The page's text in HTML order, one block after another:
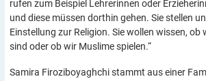
rufen zum Beispiel Lehrerinnen oder
und diese müssen dorthin gehen. Sie stellen
Einstellung zur Religion. Sie wollen wissen, ob
sind oder ob wir Muslime spielen.“
Samira Firoziboyaghchi stammt aus einer